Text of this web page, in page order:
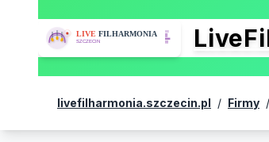
livefilharmonia.szczecin.pl / Firmy /